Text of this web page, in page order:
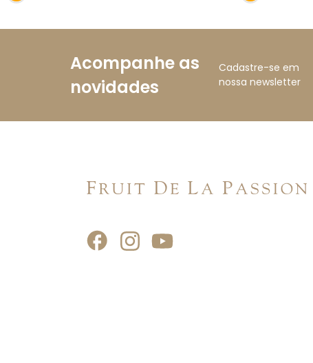
Acompanhe as
novidades
Cadastre-se em
nossa newsletter